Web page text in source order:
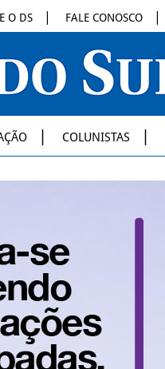
O DS FALE CONOSCO
COLUNISTAS